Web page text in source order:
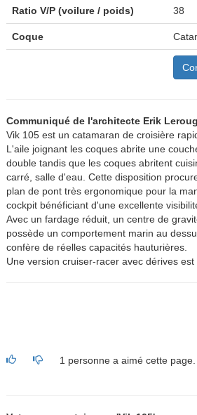
Ratio V/P (voilure / poids) 38
Coque
Communiqué de l'architecte Erik
Vik 105 est un catamaran de croisière
L'aile joignant les coques abrite une
double tandis que les coques abritent
carré, salle d'eau. Cette disposition
plan de pont très ergonomique pour la
cockpit bénéficiant d'une excellente
Avec un fardage réduit, un centre de
possède un comportement marin au
confère de réelles capacités hauturières.
Une version cruiser-racer avec dérives est
1 personne a aimé cette page.